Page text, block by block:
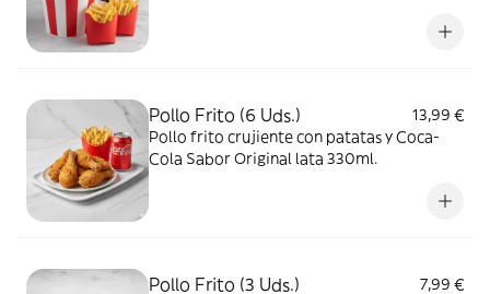
Pollo Frito (6 Uds.)
13,99 €
Pollo frito crujiente con patatas y Coca-
Cola Sabor Original lata 330ml.
Pollo Frito (3 Uds.) 7,99 €